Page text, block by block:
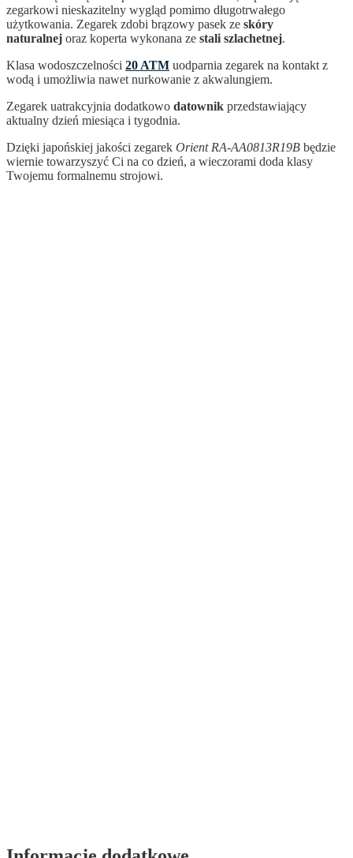
zegarkowi nieskazitelny wygląd pomimo długotrwałego
użytkowania. Zegarek zdobi brązowy pasek ze skóry
naturalnej oraz koperta wykonana ze stali szlachetnej.
Klasa wodoszczelności 20 ATM uodparnia zegarek na kontakt z
wodą i umożliwia nawet nurkowanie z akwalungiem.
Zegarek uatrakcyjnia dodatkowo datownik przedstawiający
aktualny dzień miesiąca i tygodnia.
Dzięki japońskiej jakości zegarek Orient RA-AA0813R19B będzie
wiernie towarzyszyć Ci na co dzień, a wieczorami doda klasy
Twojemu formalnemu strojowi.